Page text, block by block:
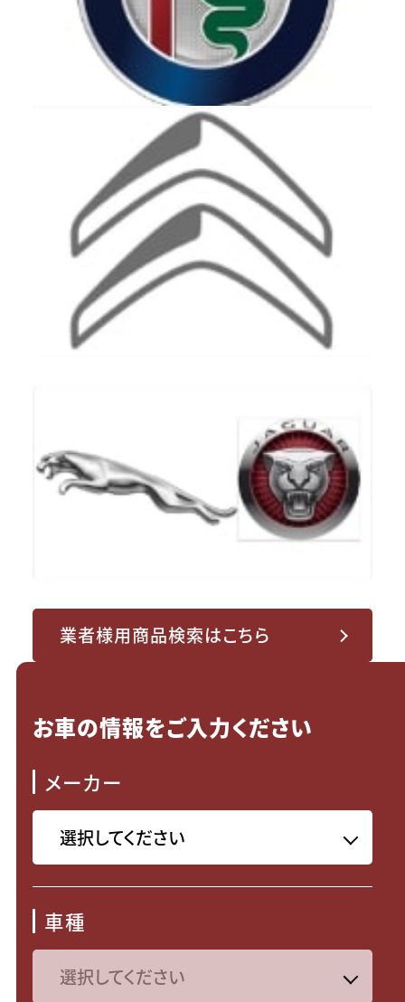
業者様用商品検索はこちら
お車の情報をご入力ください
メーカー
車種